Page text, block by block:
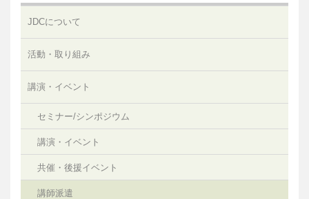
JDCについて
活動・取り組み
講演・イベント
セミナー/シンポジウム
講演・イベント
共催・後援イベント
講師派遣